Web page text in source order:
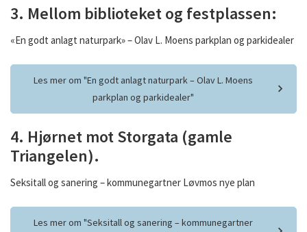
3. Mellom biblioteket og festplassen:
«En godt anlagt naturpark» – Olav L. Moens parkplan og parkidealer
Les mer om "En godt anlagt naturpark – Olav L. Moens
parkplan og parkidealer"
4. Hjørnet mot Storgata (gamle
Triangelen).
Seksitall og sanering – kommunegartner Løvmos nye plan
Les mer om "Seksitall og sanering – kommunegartner